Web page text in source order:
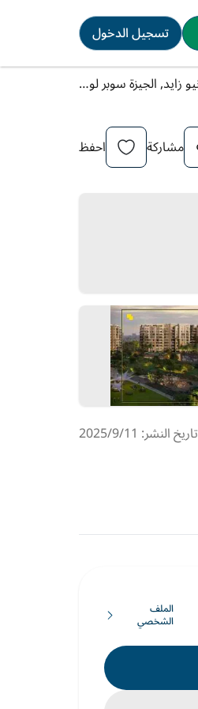
تسجيل الدخول
شقة للبيع في أبراج زايد, زيد ويست, زيد الشيخ زايد, الشيخ زايد, نيو زايد, الجيزة سوبر لوكس
مشاركة احفظ
تاريخ النشر: 11‏‏/9‏‏/2025
الملف
الشخصي